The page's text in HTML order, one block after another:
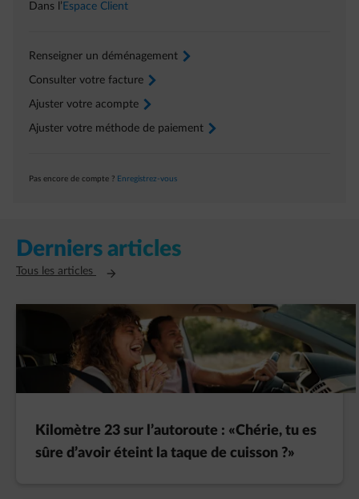
Dans l’ Espace Client
Renseigner un déménagement arrow-right
Consulter votre facture arrow-right
Ajuster votre acompte arrow-right
Ajuster votre méthode de paiement arrow-right
Pas encore de compte ? Enregistrez-vous
Derniers articles
Tous les articles Ouvre un nouvel onglet
Kilomètre 23 sur l’autoroute : «Chérie, tu es
sûre d’avoir éteint la taque de cuisson ?»